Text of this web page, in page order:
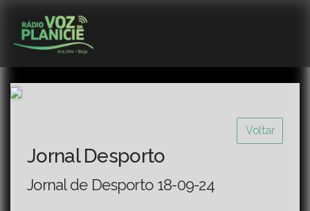
Voltar
Jornal Desporto
Jornal de Desporto 18-09-24